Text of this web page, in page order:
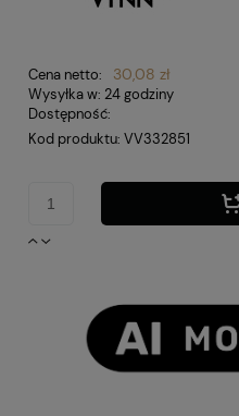
Cena netto: 30,08 zł
Wysyłka w: 24 godziny
Dostępność:
Kod produktu: VV332851